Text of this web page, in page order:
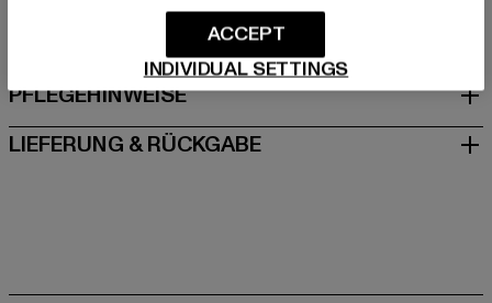
GRÖSSE & PASSFORM
PFLEGEHINWEISE
LIEFERUNG & RÜCKGABE
INDIVIDUAL SETTINGS
ACCEPT